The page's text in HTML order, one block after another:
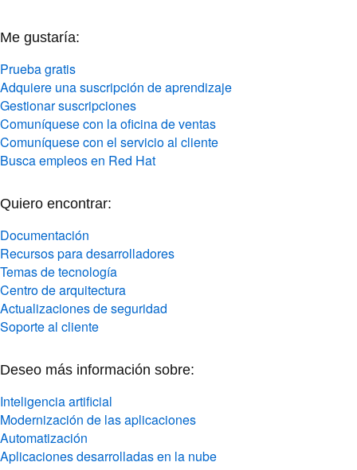
Me gustaría:
Prueba gratis
Adquiere una suscripción de aprendizaje
Gestionar suscripciones
Comuníquese con la oficina de ventas
Comuníquese con el servicio al cliente
Busca empleos en Red Hat
Quiero encontrar:
Documentación
Recursos para desarrolladores
Temas de tecnología
Centro de arquitectura
Actualizaciones de seguridad
Soporte al cliente
Deseo más información sobre:
Inteligencia artificial
Modernización de las aplicaciones
Automatización
Aplicaciones desarrolladas en la nube